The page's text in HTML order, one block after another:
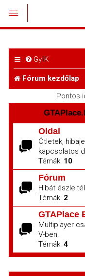
GyIK
Fórum kezdőlap
Pontos
Oldal
Ötletek,
kapcsolatos
Témák: 10
Fórum
Hibát
Témák: 2
GTAPlace
Multiplayer
V-ben.
Témák: 4